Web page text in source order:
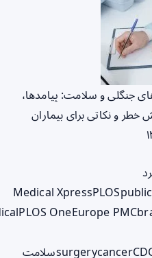
جنگلی و سلامت: پیامدها،
خطر و نکاتی برای بیماران
Medical XpressPLOS
PLOS OneEurope PMC
surgerycancer
سلامت